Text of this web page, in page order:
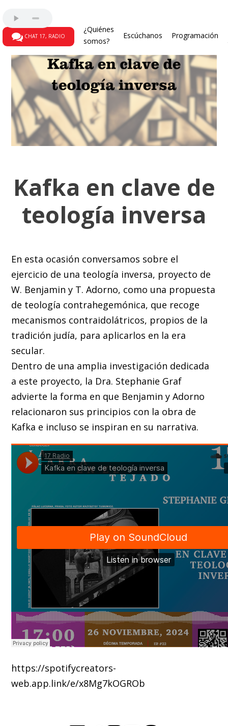
CHAT 17, RADIO
¿Quiénes
somos?
Escúchanos Programación
Kafka en clave de
teología inversa
En esta ocasión conversamos sobre el
ejercicio de una teología inversa, proyecto de
W. Benjamin y T. Adorno, como una propuesta
de teología contrahegemónica, que recoge
mecanismos contraidolátricos, propios de la
tradición judía, para aplicarlos en la era
secular.
Dentro de una amplia investigación dedicada
a este proyecto, la Dra. Stephanie Graf
advierte la forma en que Benjamin y Adorno
relacionaron sus principios con la obra de
Kafka e incluso se inspiran en su narrativa.
https://spotifycreators-
web.app.link/e/x8Mg7kOGROb